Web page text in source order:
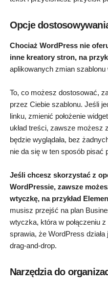
Opcje
Chociaż WordPress nie
inne kreatory stron, na
aplikowanych zmian
To, co możesz dostosować,
przez Ciebie szablonu. Jeśli
linku, zmienić położenie
układ treści, zawsze możesz
będzie wyglądała, bez
nie da się w ten sposób pisać
Jeśli chcesz skorzystać z
WordPressie, zawsze
wtyczkę, na przykład
musisz przejść na plan
wtyczka, która w połączeniu
sprawia, że WordPress
drag-and-drop.
Narzędzia do